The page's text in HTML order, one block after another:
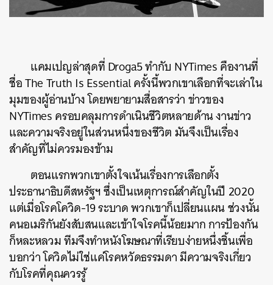
แคมเปญล่าสุดที่Droga5ทำกับ NYTimesคืองานที่
ชื่อThe Truth Is Essentialครั้งนี้พวกเขาเลือกที่จะเล่าใน
มุมของผู้อ่านบ้างโดยพยายามสื่อสารว่าข่าวของ
NYTimesครอบคลุมการดำเนินชีวิตหลายด้านงานข่าว
และความจริงอยู่ในส่วนหนึ่งของชีวิตมันจึงเป็นเรื่อง
สำคัญที่ไม่ควรมองข้าม
ตอนแรกพวกเขาตั้งใจเน้นเรื่องการเลือกตั้ง
ประธานาธิบดีสหรัฐฯซึ่งเป็นเหตุการณ์สำคัญในปี 2020
แต่เมื่อโรคโควิด-19ระบาดพวกเขาก็เปลี่ยนแผนช่วงนั้น
คนอเมริกันยังสับสนและเข้าใจโรคนี้น้อยมากการป้องกัน
ก็หละหลวมทีมจึงทำหนังโฆษณาที่เรียบง่ายหนึ่งชิ้นเพื่อ
บอกว่าโควิดไม่ใช่แค่โรคหวัดธรรมดามีความจริงเกี่ยว
กับโรคที่คุณควรรู้